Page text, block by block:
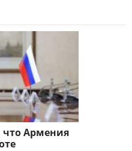
что Армения